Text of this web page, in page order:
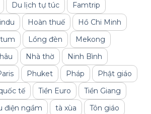
Du lịch tự túc
Famtrip
Hoàn thuế
Hồ Chi Minh
Lồng đèn
Mekong
Nhà thờ
Ninh Bình
Phuket Pháp
Phật giáo
tế Tiền Euro
Tiền Giang
điện ngầm tà xùa
Tôn giáo